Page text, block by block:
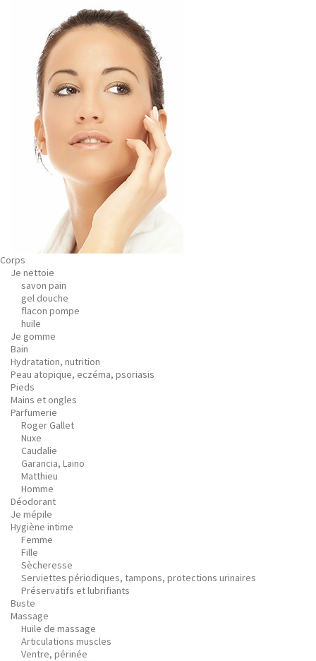
Corps
Je nettoie
savon pain
gel douche
flacon pompe
huile
Je gomme
Bain
Hydratation, nutrition
Peau atopique, eczéma, psoriasis
Pieds
Mains et ongles
Parfumerie
Roger Gallet
Nuxe
Caudalie
Garancia, Laino
Matthieu
Homme
Déodorant
Je mépile
Hygiène intime
Femme
Fille
Sècheresse
Serviettes périodiques, tampons, protections urinaires
Préservatifs et lubrifiants
Buste
Massage
Huile de massage
Articulations muscles
Ventre, périnée